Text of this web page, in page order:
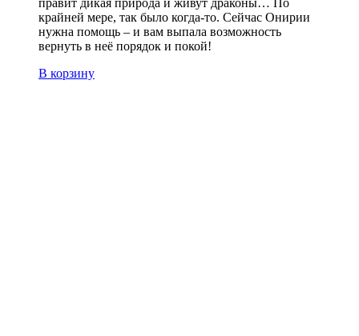
крайней мере, так было когда-то. Сейчас Онирии
нужна помощь – и вам выпала возможность
вернуть в неё порядок и покой!
В корзину